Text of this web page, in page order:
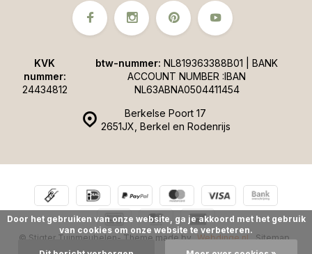
Berkelse Poort 17
2651JX, Berkel en Rodenrijs
KVK
nummer:
24434812
btw-nummer: NL819363388B01 | BANK
ACCOUNT NUMBER :IBAN
NL63ABNA0504411454
© Stigter Tuinmeubelen- Theme made by Webdinge.nl Sitemap
Door het gebruiken van onze website, ga je akkoord met het gebruik
van cookies om onze website te verbeteren.